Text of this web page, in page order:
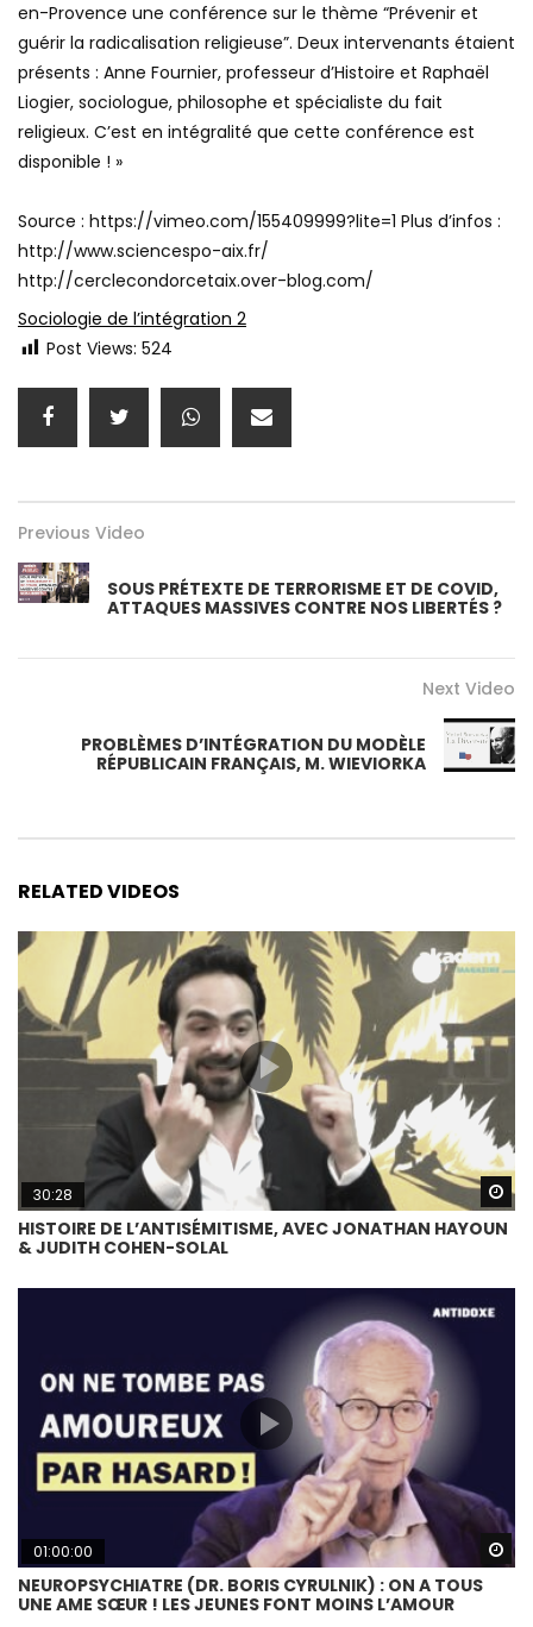
en-Provence une conférence sur le thème “Prévenir et
guérir la radicalisation religieuse”. Deux intervenants étaient
présents : Anne Fournier, professeur d’Histoire et Raphaël
Liogier, sociologue, philosophe et spécialiste du fait
religieux. C’est en intégralité que cette conférence est
disponible ! »
Source : https://vimeo.com/155409999?lite=1 Plus d’infos :
http://www.sciencespo-aix.fr/
http://cerclecondorcetaix.over-blog.com/
Sociologie de l’intégration 2
Post Views: 524
Previous Video
SOUS PRÉTEXTE DE TERRORISME ET DE COVID,
ATTAQUES MASSIVES CONTRE NOS LIBERTÉS ?
Next Video
PROBLÈMES D’INTÉGRATION DU MODÈLE
RÉPUBLICAIN FRANÇAIS, M. WIEVIORKA
RELATED VIDEOS
30:28
HISTOIRE DE L’ANTISÉMITISME, AVEC JONATHAN HAYOUN
& JUDITH COHEN-SOLAL
01:00:00
NEUROPSYCHIATRE (DR. BORIS CYRULNIK) : ON A TOUS
UNE AME SŒUR ! LES JEUNES FONT MOINS L’AMOUR